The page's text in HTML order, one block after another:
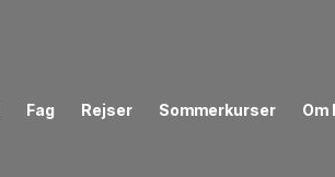
Fag Rejser Sommerkurser Om